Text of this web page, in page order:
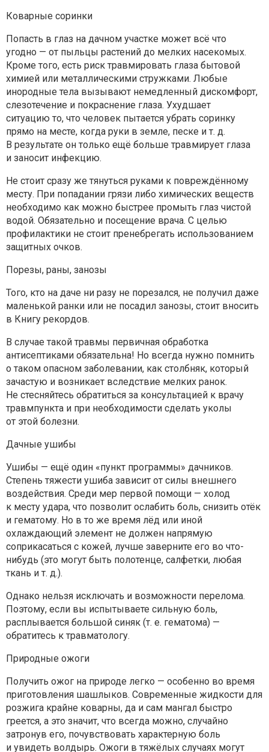
Коварные соринки
Попасть в глаз на дачном участке может всё что
угодно — от пыльцы растений до мелких насекомых.
Кроме того, есть риск травмировать глаза бытовой
химией или металлическими стружками. Любые
инородные тела вызывают немедленный дискомфорт,
слезотечение и покраснение глаза. Ухудшает
ситуацию то, что человек пытается убрать соринку
прямо на месте, когда руки в земле, песке и т. д.
В результате он только ещё больше травмирует глаза
и заносит инфекцию.
Не стоит сразу же тянуться руками к повреждённому
месту. При попадании грязи либо химических веществ
необходимо как можно быстрее промыть глаз чистой
водой. Обязательно и посещение врача. С целью
профилактики не стоит пренебрегать использованием
защитных очков.
Порезы, раны, занозы
Того, кто на даче ни разу не порезался, не получил даже
маленькой ранки или не посадил занозы, стоит вносить
в Книгу рекордов.
В случае такой травмы первичная обработка
антисептиками обязательна! Но всегда нужно помнить
о таком опасном заболевании, как столбняк, который
зачастую и возникает вследствие мелких ранок.
Не стесняйтесь обратиться за консультацией к врачу
травмпункта и при необходимости сделать уколы
от этой болезни.
Дачные ушибы
Ушибы — ещё один «пункт программы» дачников.
Степень тяжести ушиба зависит от силы внешнего
воздействия. Среди мер первой помощи — холод
к месту удара, что позволит ослабить боль, снизить отёк
и гематому. Но в то же время лёд или иной
охлаждающий элемент не должен напрямую
соприкасаться с кожей, лучше заверните его во что-
нибудь (это могут быть полотенце, салфетки, любая
ткань и т. д.).
Однако нельзя исключать и возможности перелома.
Поэтому, если вы испытываете сильную боль,
расплывается большой синяк (т. е. гематома) —
обратитесь к травматологу.
Природные ожоги
Получить ожог на природе легко — особенно во время
приготовления шашлыков. Современные жидкости для
розжига крайне коварны, да и сам мангал быстро
греется, а это значит, что всегда можно, случайно
затронув его, почувствовать характерную боль
и увидеть волдырь. Ожоги в тяжёлых случаях могут